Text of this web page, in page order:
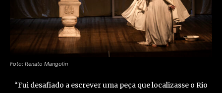
Foto: Renato Mangolin
“Fui desafiado a escrever uma peça que localizasse o Rio